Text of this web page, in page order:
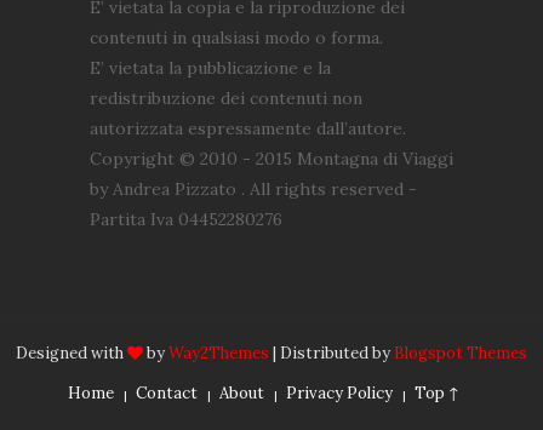
E’ vietata la copia e la riproduzione dei
contenuti in qualsiasi modo o forma.
E’ vietata la pubblicazione e la
redistribuzione dei contenuti non
autorizzata espressamente dall’autore.
Copyright © 2010 - 2015 Montagna di Viaggi
by Andrea Pizzato . All rights reserved -
Partita Iva 04452280276
Designed with byWay2Themes | Distributed by Blogspot Themes
Home
Contact About Privacy Policy Top ↑